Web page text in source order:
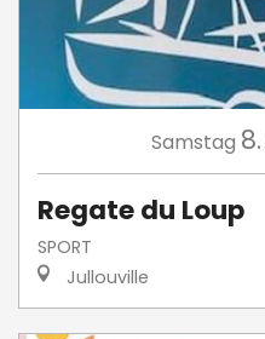
Samstag 8.
Regate du Loup
SPORT
Jullouville